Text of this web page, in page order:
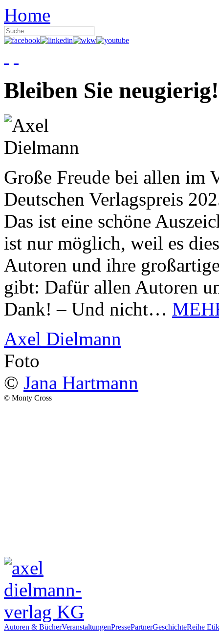
Home
Bleiben Sie neugierig!
Große Freude bei allen im
Deutschen Verlagspreis
Das ist eine schöne
ist nur möglich, weil es
Autoren und ihre
gibt: Dafür allen Autoren
Dank! – Und nicht…
Axel Dielmann
Foto
© Jana Hartmann
© Monty Cross
Autoren & BücherVeranstaltungenPressePartnerGeschichteReihe